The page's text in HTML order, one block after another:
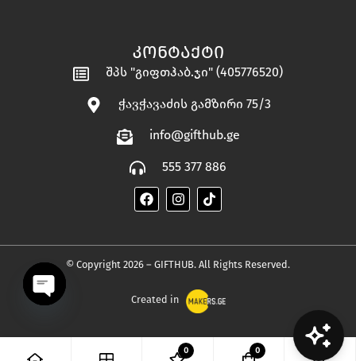
ᲙᲝᲜᲢᲐᲥᲢᲘ
შპს "გიფთჰაბ.ჯი" (405776520)
ჭავჭავაძის გამზირი 75/3
info@gifthub.ge
555 377 886
© Copyright 2026 – GIFTHUB. All Rights Reserved.
Created in
0 0